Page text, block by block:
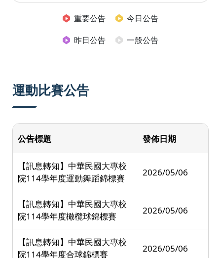
重要公告
今日公告
昨日公告
一般公告
運動比賽公告
公告標題 發佈日期
【訊息轉知】中華民國大專校
院114學年度運動舞蹈錦標賽
2026/05/06
【訊息轉知】中華民國大專校
院114學年度橄欖球錦標賽
2026/05/06
【訊息轉知】中華民國大專校
院114學年度合球錦標賽
2026/05/06